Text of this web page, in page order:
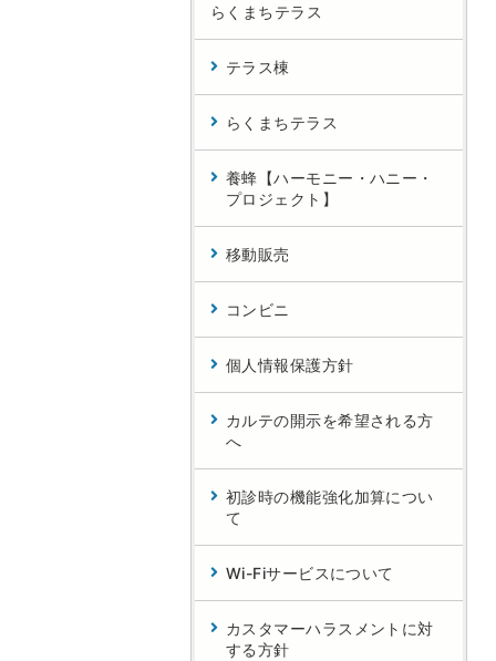
らくまちテラス
テラス棟
らくまちテラス
養蜂【ハーモニー・ハニー・
プロジェクト】
移動販売
コンビニ
個人情報保護方針
カルテの開示を希望される方
へ
初診時の機能強化加算につい
て
Wi-Fiサービスについて
カスタマーハラスメントに対
する方針